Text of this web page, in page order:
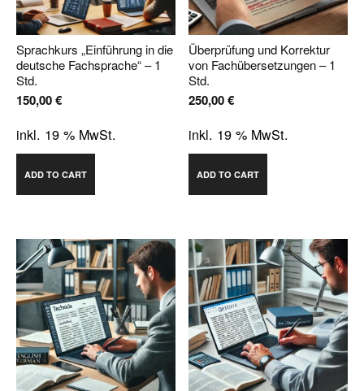
Sprachkurs „Einführung in die
deutsche Fachsprache“ – 1
Std.
150,00€
inkl. 19 % MwSt.
ADD TO CART
Überprüfung und Korrektur
von Fachübersetzungen – 1
Std.
250,00€
inkl. 19 % MwSt.
ADD TO CART